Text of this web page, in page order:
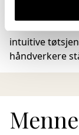
avanserte
intuitive
håndverkere